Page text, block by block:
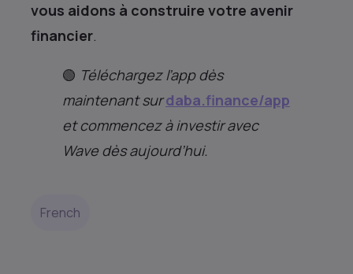
vous aidons à construire votre avenir
financier.
🟢 Téléchargez l’app dès
maintenant sur daba.finance/app
et commencez à investir avec
Wave dès aujourd’hui.
French